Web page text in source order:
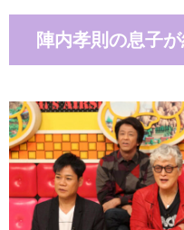
陣内孝則の息子